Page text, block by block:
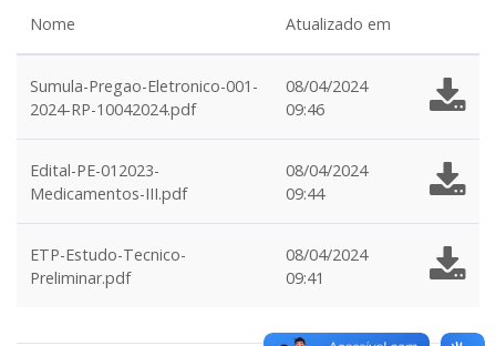
Nome Atualizado em
Sumula-Pregao-Eletronico-001-
2024-RP-10042024.pdf
08/04/2024
09:46
Edital-PE-012023-
Medicamentos-III.pdf
08/04/2024
09:44
ETP-Estudo-Tecnico-
Preliminar.pdf
08/04/2024
09:41